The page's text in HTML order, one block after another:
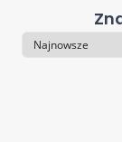
Sortowanie